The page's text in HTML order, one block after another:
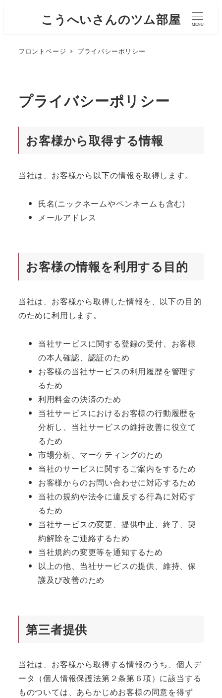
こうへいさんのツム部屋 MENU
フロントページ プライバシーポリシー
プライバシーポリシー
お客様から取得する情報
当社は、お客様から以下の情報を取得します。
氏名(ニックネームやペンネームも含む)
メールアドレス
お客様の情報を利用する目的
当社は、お客様から取得した情報を、以下の目的
のために利用します。
当社サービスに関する登録の受付、お客様
の本人確認、認証のため
お客様の当社サービスの利用履歴を管理す
るため
利用料金の決済のため
当社サービスにおけるお客様の行動履歴を
分析し、当社サービスの維持改善に役立て
るため
市場分析、マーケティングのため
当社のサービスに関するご案内をするため
お客様からのお問い合わせに対応するため
当社の規約や法令に違反する行為に対応す
るため
当社サービスの変更、提供中止、終了、契
約解除をご連絡するため
当社規約の変更等を通知するため
以上の他、当社サービスの提供、維持、保
護及び改善のため
第三者提供
当社は、お客様から取得する情報のうち、個人デ
ータ（個人情報保護法第２条第６項）に該当する
ものついては、あらかじめお客様の同意を得ず